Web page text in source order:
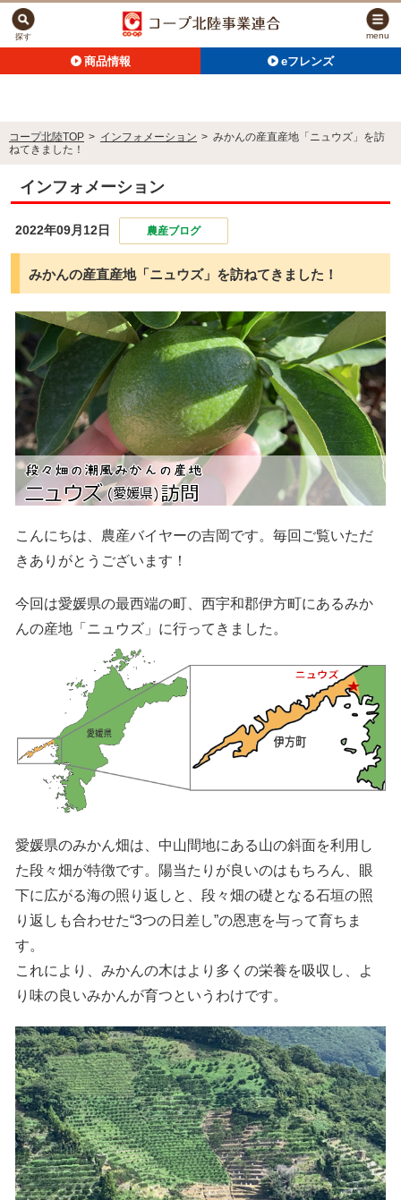
商品情報 eフレンズ
探す menu
コープ北陸TOP > インフォメーション > みかんの産直産地「ニュウズ」を訪
ねてきました！
インフォメーション
2022年09月12日 農産ブログ
みかんの産直産地「ニュウズ」を訪ねてきました！
こんにちは、農産バイヤーの吉岡です。毎回ご覧いただ
きありがとうございます！
今回は愛媛県の最西端の町、西宇和郡伊方町にあるみか
んの産地「ニュウズ」に行ってきました。
愛媛県のみかん畑は、中山間地にある山の斜面を利用し
た段々畑が特徴です。陽当たりが良いのはもちろん、眼
下に広がる海の照り返しと、段々畑の礎となる石垣の照
り返しも合わせた“3つの日差し”の恩恵を与って育ちま
す。
これにより、みかんの木はより多くの栄養を吸収し、よ
り味の良いみかんが育つというわけです。